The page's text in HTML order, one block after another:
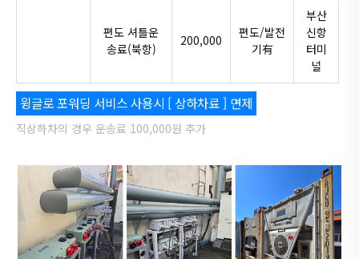
편도 셔틀운
송료(북항)
200,000
편도/발전
기有
부산
신항
터미
널
윙글로 포워딩 서비스 사용시 [ 상하차료 ] 면제
직상하차의 경우 운송료 100,000원 추가